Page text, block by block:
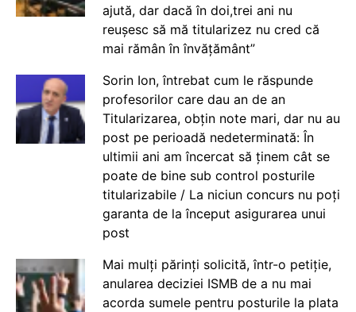
ajută, dar dacă în doi,trei ani nu
reușesc să mă titularizez nu cred că
mai rămân în învățământ”
Sorin Ion, întrebat cum le răspunde
profesorilor care dau an de an
Titularizarea, obțin note mari, dar nu au
post pe perioadă nedeterminată: În
ultimii ani am încercat să ținem cât se
poate de bine sub control posturile
titularizabile / La niciun concurs nu poți
garanta de la început asigurarea unui
post
Mai mulți părinți solicită, într-o petiție,
anularea deciziei ISMB de a nu mai
acorda sumele pentru posturile la plata